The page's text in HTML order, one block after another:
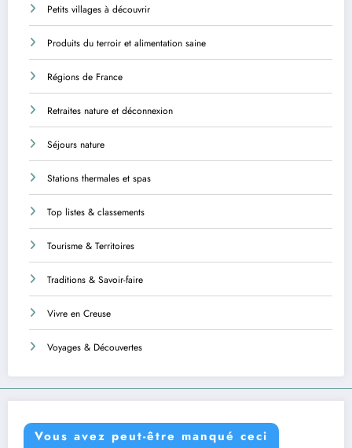
Petits villages à découvrir
Produits du terroir et alimentation saine
Régions de France
Retraites nature et déconnexion
Séjours nature
Stations thermales et spas
Top listes & classements
Tourisme & Territoires
Traditions & Savoir-faire
Vivre en Creuse
Voyages & Découvertes
Vous avez peut-être manqué ceci